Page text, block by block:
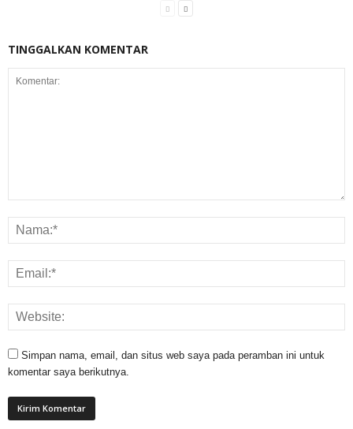
TINGGALKAN KOMENTAR
Simpan nama, email, dan situs web saya pada peramban ini untuk
komentar saya berikutnya.